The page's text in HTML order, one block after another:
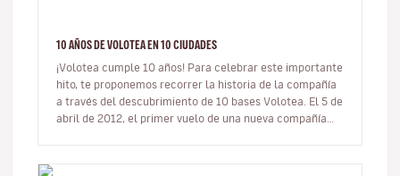
10 AÑOS DE VOLOTEA EN 10 CIUDADES
¡Volotea cumple 10 años! Para celebrar este importante
hito, te proponemos recorrer la historia de la compañía
a través del descubrimiento de 10 bases Volotea. El 5 de
abril de 2012, el primer vuelo de una nueva compañía